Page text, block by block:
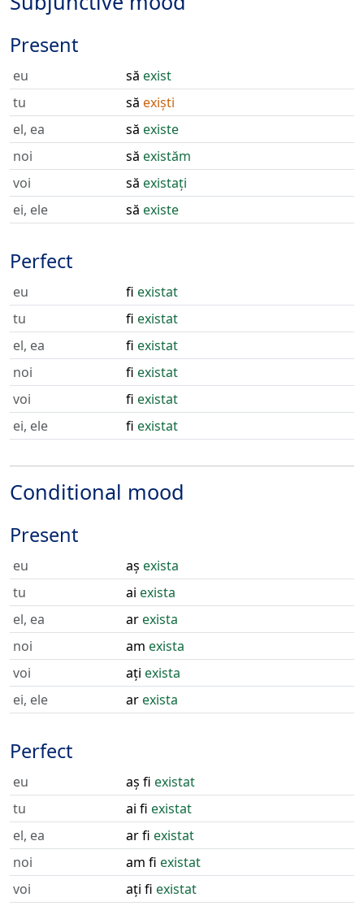
Present
eu să exist
tu
să exiști
el, ea
să existe
noi
să existăm
voi
să existați
ei, ele
să existe
Perfect
eu fi existat
tu
fi existat
el, ea
fi existat
noi
fi existat
voi
fi existat
ei, ele
fi existat
Conditional mood
Present
eu aș exista
tu
ai exista
el, ea
arexista
noi
am exista
voi
ați exista
ei, ele
arexista
Perfect
eu aș fi existat
tu
ai fi existat
el, ea
ar fi existat
noi
am fi existat
voi
ați fi existat